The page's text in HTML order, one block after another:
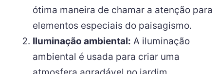
ótima maneira de chamar a atenção para
elementos especiais do paisagismo.
Iluminação ambiental: A iluminação
ambiental é usada para criar uma